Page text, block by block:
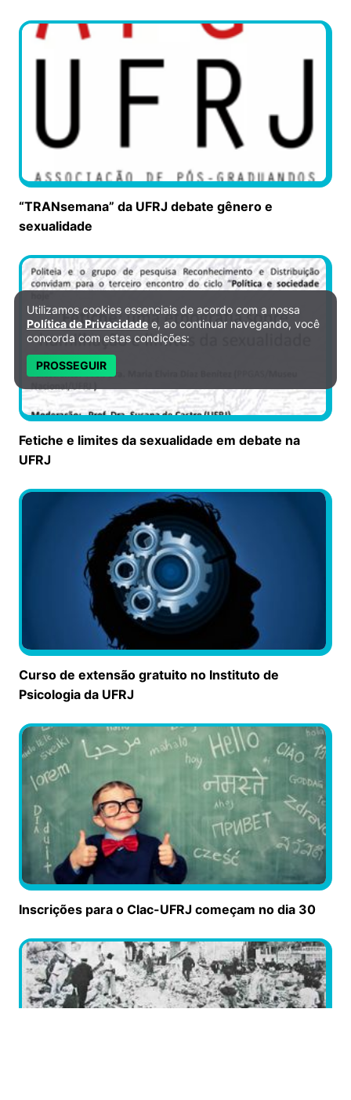
“TRANsemana” da UFRJ debate gênero e
sexualidade
Fetiche e limites da sexualidade em debate na
UFRJ
Curso de extensão gratuito no Instituto de
Psicologia da UFRJ
Inscrições para o Clac-UFRJ começam no dia 30
Política de Privacidade e Cookies
Utilizamos cookies essenciais de acordo com a nossa
Política de Privacidade e, ao continuar navegando, você
concorda com estas condições:
PROSSEGUIR